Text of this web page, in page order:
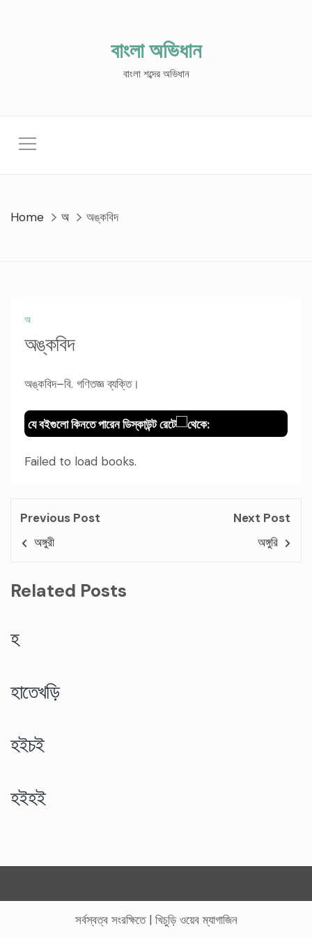
বাংলা অভিধান
বাংলা শব্দের অভিধান
Home অ অঙ্কবিদ
অ
অঙ্কবিদ
অঙ্কবিদ–বি. গণিতজ্ঞ ব্যক্তি।
যে বইগুলো কিনতে পারেন ডিস্কাউন্ট রেটে থেকে:
Failed to load books.
Previous Post
অঙ্গুরী
Next Post
অঙ্গুরি
Related Posts
হ
হাতেখড়ি
হইচই
হইহই
সর্বস্বত্ব সংরক্ষিতে | খিচুড়ি ওয়েব ম্যাগাজিন